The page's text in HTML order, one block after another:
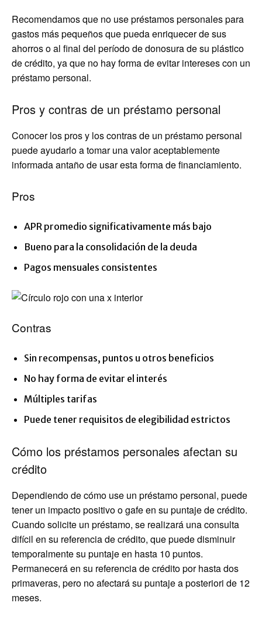
Recomendamos que no use préstamos personales para
gastos más pequeños que pueda enriquecer de sus
ahorros o al final del período de donosura de su plástico
de crédito, ya que no hay forma de evitar intereses con un
préstamo personal.
Pros y contras de un préstamo personal
Conocer los pros y los contras de un préstamo personal
puede ayudarlo a tomar una valor aceptablemente
informada antaño de usar esta forma de financiamiento.
Pros
APR promedio significativamente más bajo
Bueno para la consolidación de la deuda
Pagos mensuales consistentes
Contras
Sin recompensas, puntos u otros beneficios
No hay forma de evitar el interés
Múltiples tarifas
Puede tener requisitos de elegibilidad estrictos
Cómo los préstamos personales afectan su
crédito
Dependiendo de cómo use un préstamo personal, puede
tener un impacto positivo o gafe en su puntaje de crédito.
Cuando solicite un préstamo, se realizará una consulta
difícil en su referencia de crédito, que puede disminuir
temporalmente su puntaje en hasta 10 puntos.
Permanecerá en su referencia de crédito por hasta dos
primaveras, pero no afectará su puntaje a posteriori de 12
meses.